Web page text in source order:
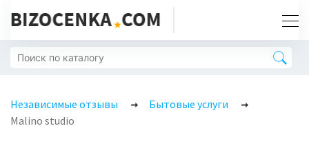
Независимые отзывы
Бытовые услуги
Malino studio